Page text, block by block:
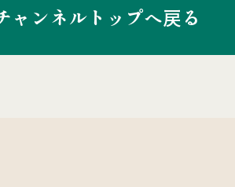
ャンネルトップへ戻る